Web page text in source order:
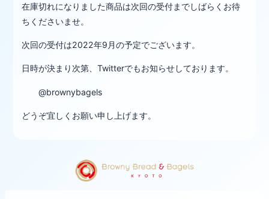
在庫切れになりました商品は次回の受付までしばらくお待
ちくださいませ。
次回の受付は2022年9月の予定でございます。
日時が決まり次第、Twitterでもお知らせしております。
@brownybagels
どうぞ宜しくお願い申し上げます。